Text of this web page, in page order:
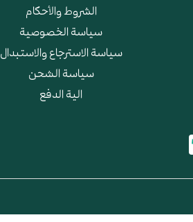
الشروط والأحكام
سياسة الخصوصية
سياسة الاسترجاع والاستبدال
سياسة الشحن
الية الدفع